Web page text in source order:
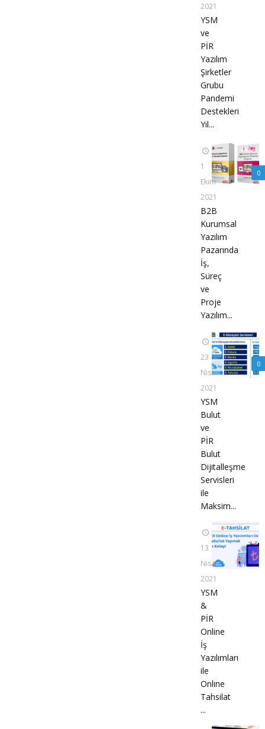
2021
YSM
ve
PİR
Yazılım
Şirketler
Grubu
Pandemi
Destekleri
Yıl...
0
1
Ekim
2021
B2B
Kurumsal
Yazılım
Pazarında
İş,
Süreç
ve
Proje
Yazılım...
0
23
Nisan
2021
YSM
Bulut
ve
PİR
Bulut
Dijitalleşme
Servisleri
ile
Maksim...
13
Nisan
2021
YSM
&
PİR
Online
İş
Yazılımları
ile
Online
Tahsilat
...